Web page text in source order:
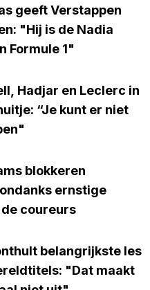
geeft Verstappen
"Hij is de Nadia
Formule 1"
Hadjar en Leclerc in
“Je kunt er niet
blokkeren
ernstige
coureurs
belangrijkste les
"Dat maakt